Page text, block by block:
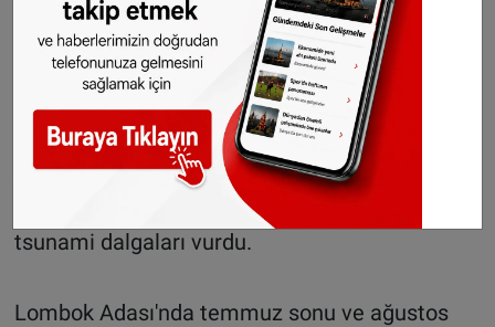
Donggala bölgesinin 27 kilometre
kuzeydoğusunda yerin 10 kilometre
derinliğinde meydana gelen 7,7 büyüklüğündeki
sarsıntının ardından Donggala ve Palu
kentlerini yer yer 3 ve 6 metre yüksekliğe kadar
tsunami dalgaları vurdu.
Lombok Adası'nda temmuz sonu ve ağustos